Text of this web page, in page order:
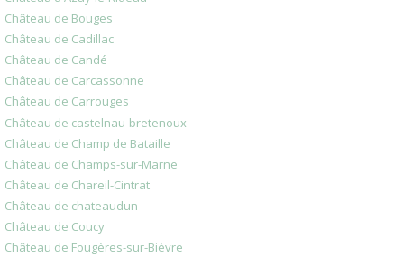
Château de Bouges
Château de Cadillac
Château de Candé
Château de Carcassonne
Château de Carrouges
Château de castelnau-bretenoux
Château de Champ de Bataille
Château de Champs-sur-Marne
Château de Chareil-Cintrat
Château de chateaudun
Château de Coucy
Château de Fougères-sur-Bièvre